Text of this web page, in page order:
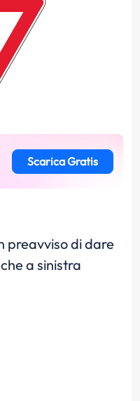
Scarica Gratis
preavviso di dare
a sinistra